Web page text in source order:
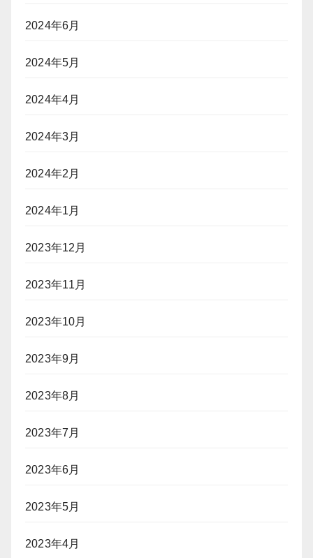
2024年6月
2024年5月
2024年4月
2024年3月
2024年2月
2024年1月
2023年12月
2023年11月
2023年10月
2023年9月
2023年8月
2023年7月
2023年6月
2023年5月
2023年4月